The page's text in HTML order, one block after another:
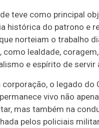
teve como principal
histórica do patrono e
norteiam o trabalho
como lealdade, coragem,
e espírito de servir
corporação, o legado do
vivo não
mas também na
pelos policiais